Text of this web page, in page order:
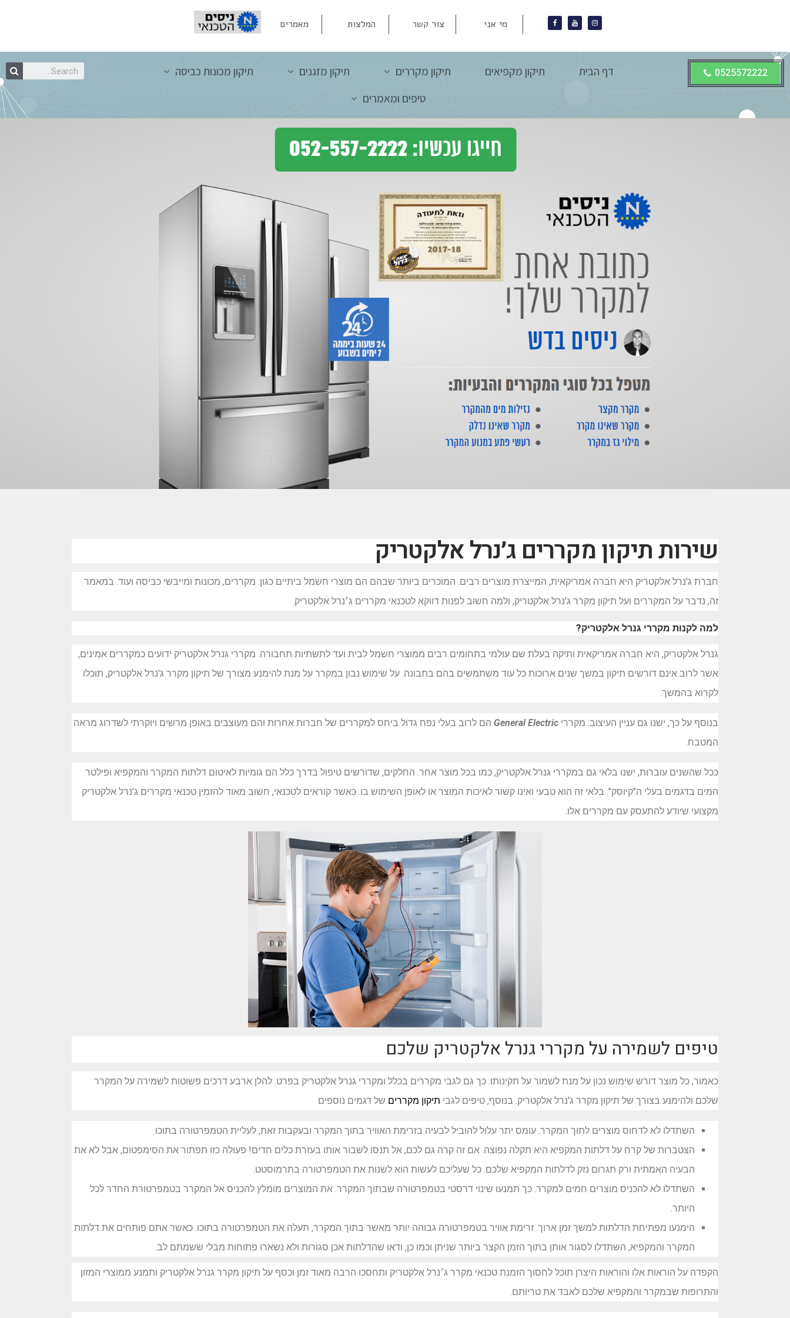
מי אני צור קשר המלצות מאמרים
0525572222 דף הבית תיקון מקפיאים תיקון מקררים תיקון מזגנים
תיקון מכונות כביסה
טיפים ומאמרים
שירות תיקון מקררים ג׳נרל אלקטריק
חברת ג'נרל אלקטריק היא חברה אמריקאית, המייצרת מוצרים רבים. המוכרים ביותר שבהם הם מוצרי חשמל ביתיים כגון: מקררים, מכונות ומייבשי כביסה ועוד. במאמר
זה, נדבר על המקררים ועל תיקון מקרר ג'נרל אלקטריק, ולמה חשוב לפנות דווקא לטכנאי מקררים ג׳נרל אלקטריק.
למה לקנות מקררי גנרל אלקטריק?
גנרל אלקטריק, היא חברה אמריקאית ותיקה בעלת שם עולמי בתחומים רבים ממוצרי חשמל לבית ועד לתשתיות תחבורה. מקררי גנרל אלקטריק ידועים כמקררים אמינים,
אשר לרוב אינם דורשים תיקון במשך שנים ארוכות כל עוד משתמשים בהם בתבונה. על שימוש נבון במקרר על מנת להימנע מצורך של תיקון מקרר ג'נרל אלקטריק, תוכלו
לקרוא בהמשך.
בנוסף על כך, ישנו גם עניין העיצוב: מקררי General Electric הם לרוב בעלי נפח גדול ביחס למקררים של חברות אחרות והם מעוצבים באופן מרשים ויוקרתי לשדרוג מראה
המטבח.
ככל שהשנים עוברות, ישנו בלאי גם במקררי גנרל אלקטריק, כמו בכל מוצר אחר. החלקים, שדורשים טיפול בדרך כלל הם גומיות לאיטום דלתות המקרר והמקפיא ופילטר
המים בדגמים בעלי ה"קיוסק". בלאי זה הוא טבעי ואינו קשור לאיכות המוצר או לאופן השימוש בו. כאשר קוראים לטכנאי, חשוב מאוד להזמין טכנאי מקררים ג'נרל אלקטריק
מקצועי שיודע להתעסק עם מקררים אלו.
טיפים לשמירה על מקררי גנרל אלקטריק שלכם
כאמור, כל מוצר דורש שימוש נכון על מנת לשמור על תקינותו. כך גם לגבי מקררים בכלל ומקררי גנרל אלקטריק בפרט. להלן ארבע דרכים פשוטות לשמירה על המקרר
שלכם ולהימנע בצורך של תיקון מקרר ג'נרל אלקטריק. בנוסף, טיפים לגבי תיקון מקררים של דגמים נוספים
השתדלו לא לדחוס מוצרים לתוך המקרר. עומס יתר עלול להוביל לבעיה בזרימת האוויר בתוך המקרר ובעקבות זאת, לעליית הטמפרטורה בתוכו.
הצטברות של קרח על דלתות המקפיא היא תקלה נפוצה. אם זה קרה גם לכם, אל תנסו לשבור אותו בעזרת כלים חדים! פעולה כזו תפתור את הסימפטום, אבל לא את
הבעיה האמתית ורק תגרום נזק לדלתות המקפיא שלכם. כל שעליכם לעשות הוא לשנות את הטמפרטורה בתרמוסטט.
השתדלו לא להכניס מוצרים חמים למקרר. כך תמנעו שינוי דרסטי בטמפרטורה שבתוך המקרר. את המוצרים מומלץ להכניס אל המקרר בטמפרטורת החדר לכל
היותר.
הימנעו מפתיחת הדלתות למשך זמן ארוך. זרימת אוויר בטמפרטורה גבוהה יותר מאשר בתוך המקרר, תעלה את הטמפרטורה בתוכו. כאשר אתם פותחים את דלתות
המקרר והמקפיא, השתדלו לסגור אותן בתוך הזמן הקצר ביותר שניתן וכמו כן, ודאו שהדלתות אכן סגורות ולא נשארו פתוחות מבלי ששמתם לב.
הקפדה על הוראות אלו והוראות היצרן תוכל לחסוך הזמנת טכנאי מקרר ג׳נרל אלקטריק ותחסכו הרבה מאוד זמן וכסף על תיקון מקרר גנרל אלקטריק ותמנע ממוצרי המזון
והתרופות שבמקרר והמקפיא שלכם לאבד את טריותם.